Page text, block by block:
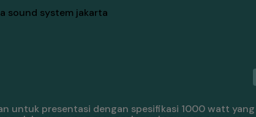
untuk presentasi dengan spesifikasi 1000 watt